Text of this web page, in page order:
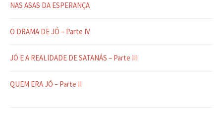
NAS ASAS DA ESPERANÇA
O DRAMA DE JÓ – Parte IV
JÓ E A REALIDADE DE SATANÁS – Parte III
QUEM ERA JÓ – Parte II